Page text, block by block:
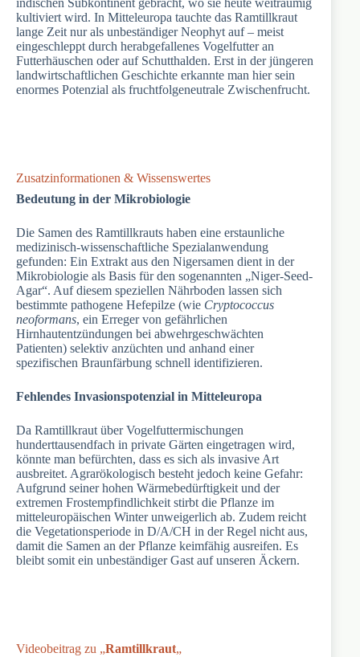
indischen Subkontinent gebracht, wo sie heute weiträumig
kultiviert wird. In Mitteleuropa tauchte das Ramtillkraut
lange Zeit nur als unbeständiger Neophyt auf – meist
eingeschleppt durch herabgefallenes Vogelfutter an
Futterhäuschen oder auf Schutthalden. Erst in der jüngeren
landwirtschaftlichen Geschichte erkannte man hier sein
enormes Potenzial als fruchtfolgeneutrale Zwischenfrucht.
Zusatzinformationen & Wissenswertes
Bedeutung in der Mikrobiologie
Die Samen des Ramtillkrauts haben eine erstaunliche
medizinisch-wissenschaftliche Spezialanwendung
gefunden: Ein Extrakt aus den Nigersamen dient in der
Mikrobiologie als Basis für den sogenannten „Niger-Seed-
Agar“. Auf diesem speziellen Nährboden lassen sich
bestimmte pathogene Hefepilze (wie Cryptococcus
neoformans, ein Erreger von gefährlichen
Hirnhautentzündungen bei abwehrgeschwächten
Patienten) selektiv anzüchten und anhand einer
spezifischen Braunfärbung schnell identifizieren.
Fehlendes Invasionspotenzial in Mitteleuropa
Da Ramtillkraut über Vogelfuttermischungen
hunderttausendfach in private Gärten eingetragen wird,
könnte man befürchten, dass es sich als invasive Art
ausbreitet. Agrarökologisch besteht jedoch keine Gefahr:
Aufgrund seiner hohen Wärmebedürftigkeit und der
extremen Frostempfindlichkeit stirbt die Pflanze im
mitteleuropäischen Winter unweigerlich ab. Zudem reicht
die Vegetationsperiode in D/A/CH in der Regel nicht aus,
damit die Samen an der Pflanze keimfähig ausreifen. Es
bleibt somit ein unbeständiger Gast auf unseren Äckern.
Videobeitrag zu „Ramtillkraut„